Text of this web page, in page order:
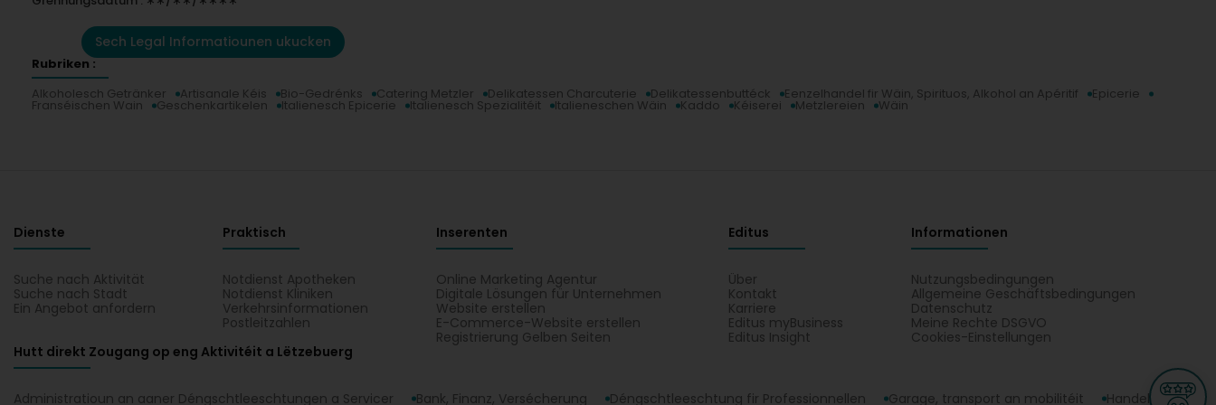
Sech Legal Informatiounen ukucken
Rubriken :
Alkoholesch Getränker
Artisanale Kéis Bio-Gedrénks Catering Metzler Delikatessen Charcuterie Delikatessenbuttéck Eenzelhandel fir Wäin, Spirituos, Alkohol an Apéritif Epicerie
Franséischen Wain Geschenkartikelen Italienesch Epicerie Italienesch Spezialitéit Italieneschen Wäin Kaddo Kéiserei Metzlereien Wäin
Dienste
Suche nach Aktivität
Suche nach Stadt
Ein Angebot anfordern
Praktisch
Notdienst Apotheken
Notdienst Kliniken
Verkehrsinformationen
Postleitzahlen
Inserenten
Online Marketing Agentur
Digitale Lösungen für Unternehmen
Website erstellen
E-Commerce-Website erstellen
Registrierung Gelben Seiten
Editus
Über
Kontakt
Karriere
Editus myBusiness
Editus Insight
Informationen
Nutzungsbedingungen
Allgemeine Geschäftsbedingungen
Datenschutz
Meine Rechte DSGVO
Cookies-Einstellungen
Hutt direkt Zougang op eng Aktivitéit a Lëtzebuerg
Administratioun an aaner Déngschtleeschtungen a Servicer Bank, Finanz, Versécherung Déngschtleeschtung fir Professionnellen Garage, transport an mobilitéit
Handel